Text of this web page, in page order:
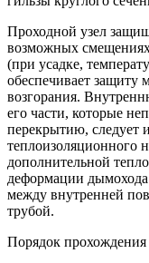
Проходной узел
возможных
(при усадке,
обеспечивает защиту
возгорания.
его части, которые
перекрытию, следует
теплоизоляционного
дополнительной
деформации
между внутренней
трубой.
Порядок